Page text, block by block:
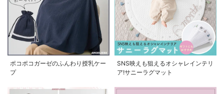
ポコポコガーゼのふんわり授乳ケー
プ
SNS映えも狙えるオシャレインテリ
ア!サニーラグマット